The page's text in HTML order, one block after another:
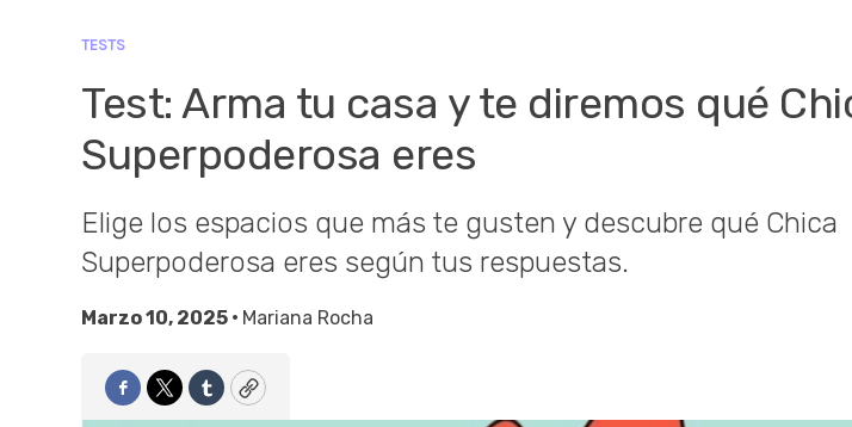
TESTS
Test: Arma tu casa y te diremos qué
Superpoderosa eres
Elige los espacios que más te gusten y descubre qué Chica
Superpoderosa eres según tus respuestas.
Marzo 10, 2025 • Mariana Rocha
Facebook
TwitterTumblrCopy